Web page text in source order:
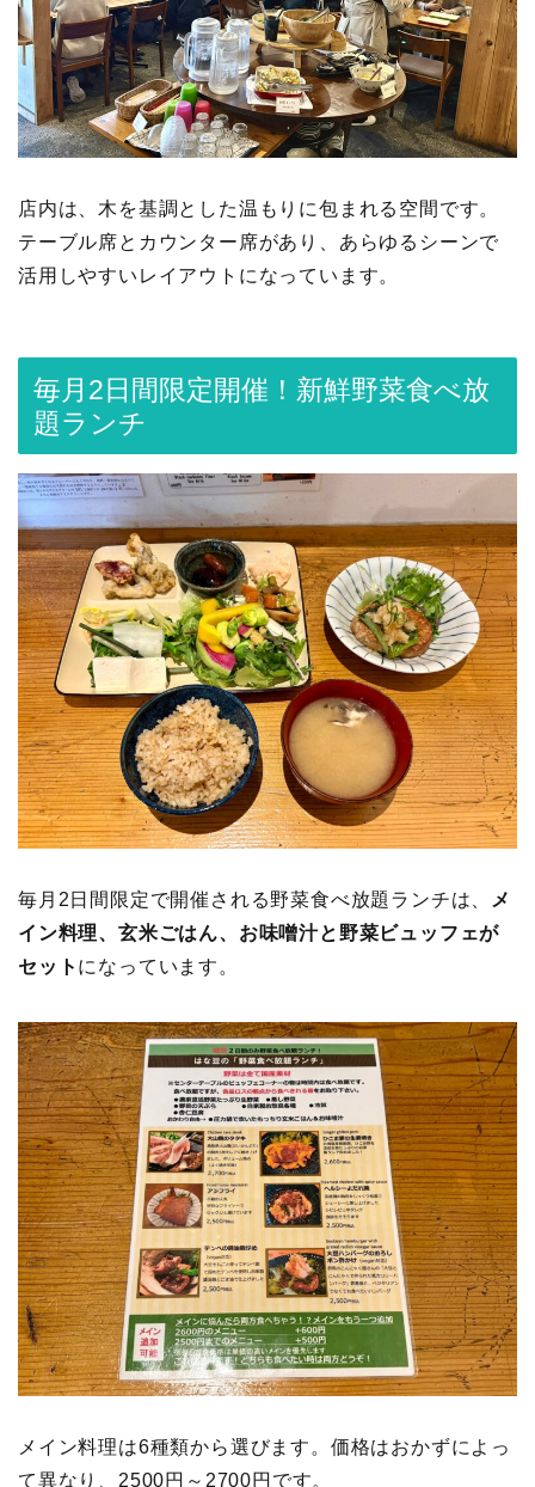
店内は、木を基調とした温もりに包まれる空間です。
テーブル席とカウンター席があり、あらゆるシーンで
活用しやすいレイアウトになっています。
毎月2日間限定開催！新鮮野菜食べ放
題ランチ
毎月2日間限定で開催される野菜食べ放題ランチは、
メ
イン料理、玄米ごはん、お味噌汁と野菜ビュッフェが
セット になっています。
メイン料理は6種類から選びます。価格はおかずによっ
て異なり、2500円～2700円です。